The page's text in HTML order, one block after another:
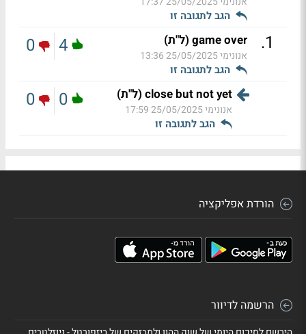
הגב לתגובה זו
1
. game over (ל"ת)
אנונימי25/05/2025 13:36
הגב לתגובה זו
4
0
close but not yet (ל"ת)
אנונימי25/05/2025 17:59
הגב לתגובה זו
0
0
הורדת אפליקציה
הרשמה לדיוור